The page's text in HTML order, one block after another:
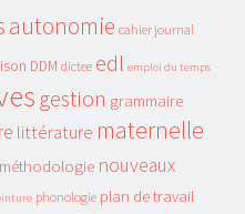
autonomie cahier journal
DDM dictee edl emploi du temps
gestion grammaire
littérature maternelle
méthodologie nouveaux
phonologie plan de travail